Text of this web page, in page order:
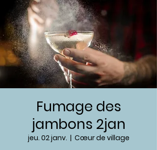
Fumage des
jambons 2jan
jeu. 02 janv.
  |
Cœur de village